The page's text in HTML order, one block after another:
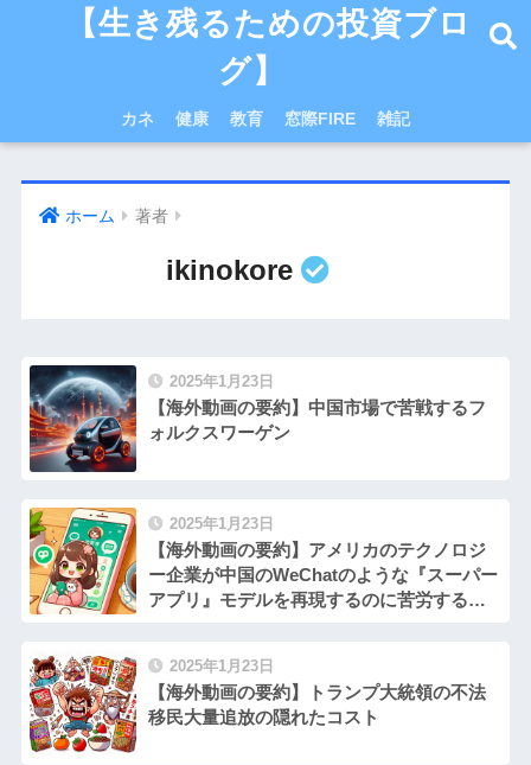
【生き残るための投資ブロ
グ】
カネ 健康 教育 窓際FIRE 雑記
ホーム 著者
ikinokore
2025年1月23日
【海外動画の要約】中国市場で苦戦するフ
ォルクスワーゲン
2025年1月23日
【海外動画の要約】アメリカのテクノロジ
ー企業が中国のWeChatのような『スーパー
アプリ』モデルを再現するのに苦労する理
2025年1月23日
【海外動画の要約】トランプ大統領の不法
移民大量追放の隠れたコスト